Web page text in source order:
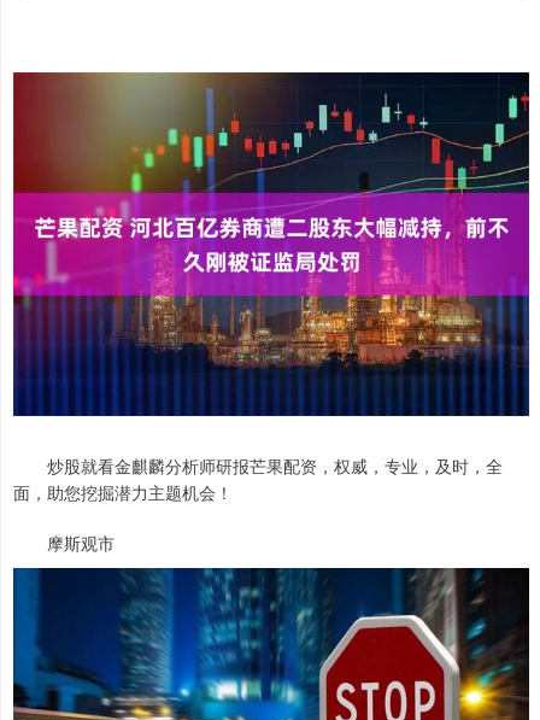
炒股就看金麒麟分析师研报芒果配资，权威，专业，及时，全
面，助您挖掘潜力主题机会！
摩斯观市